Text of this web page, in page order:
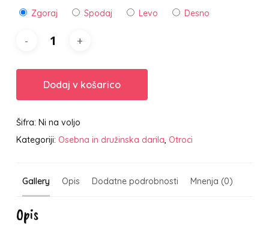
Zgoraj Spodaj Levo Desno
Dodaj v košarico
Šifra: Ni na voljo
Kategoriji: Osebna in družinska darila, Otroci
Gallery Opis Dodatne podrobnosti Mnenja (0)
Opis